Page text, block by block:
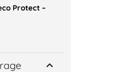
Protect –